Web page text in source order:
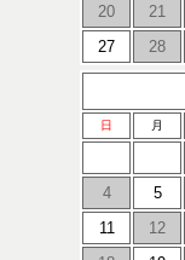
20
21
27
28
日 月
4
5
11
12